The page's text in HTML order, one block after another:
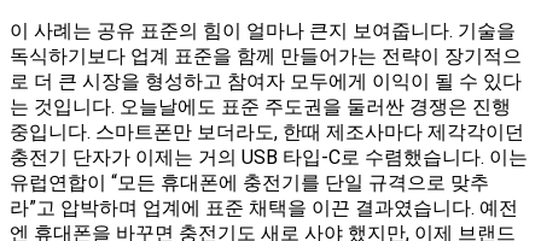
이 사례는 공유 표준의 힘이 얼마나 큰지 보여줍니다. 기술을
독식하기보다 업계 표준을 함께 만들어가는 전략이 장기적으
로 더 큰 시장을 형성하고 참여자 모두에게 이익이 될 수 있다
는 것입니다. 오늘날에도 표준 주도권을 둘러싼 경쟁은 진행
중입니다. 스마트폰만 보더라도, 한때 제조사마다 제각각이던
충전기 단자가 이제는 거의 USB 타입-C로 수렴했습니다. 이는
유럽연합이 “모든 휴대폰에 충전기를 단일 규격으로 맞추
라”고 압박하며 업계에 표준 채택을 이끈 결과였습니다. 예전
엔 휴대폰을 바꾸면 충전기도 새로 사야 했지만, 이제 브랜드